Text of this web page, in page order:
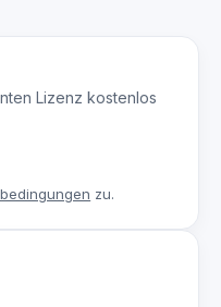
Lizenz kostenlos
zu.